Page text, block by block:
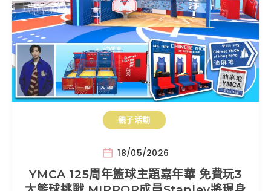
親子活動
18/05/2026
YMCA 125周年籃球主題嘉年華 免費玩3